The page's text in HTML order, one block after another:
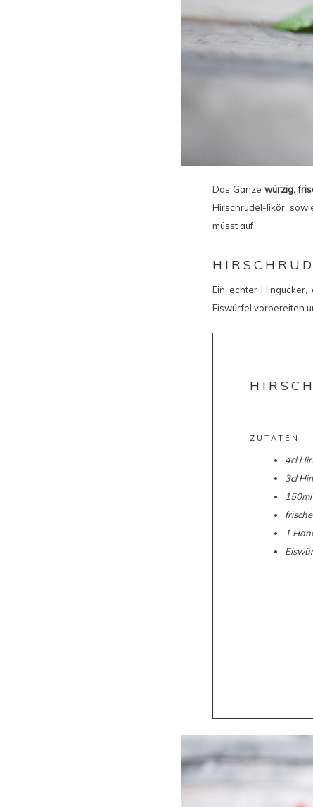
Das Ganze würzig,
Hirschrudel-likör,
müsst auf
Ein echter
Eiswürfel vorbereiten
ZUTATEN
4cl
3cl
1